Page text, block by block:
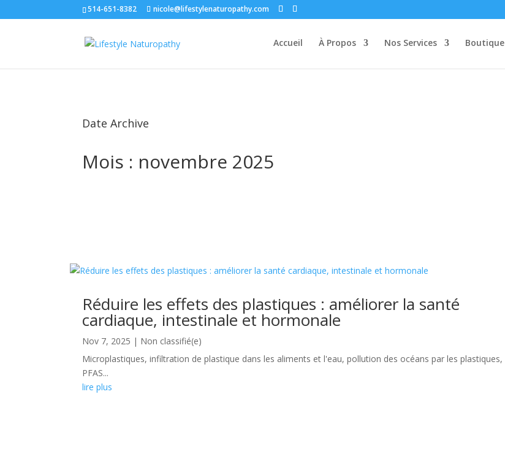
514-651-8382 nicole@lifestylenaturopathy.com
Accueil À Propos Nos Services Boutique
Date Archive
Mois : novembre 2025
Réduire les effets des plastiques : améliorer la santé
cardiaque, intestinale et hormonale
Nov 7, 2025 | Non classifié(e)
Microplastiques, infiltration de plastique dans les aliments et l'eau, pollution des océans par les plastiques,
PFAS...
lire plus